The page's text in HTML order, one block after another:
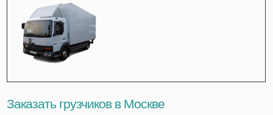
Заказать грузчиков в Москве